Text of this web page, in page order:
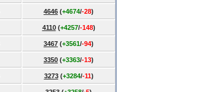
4646 (+4674/-28)
4110(+4257/-148)
3467 (+3561/-94)
3350 (+3363/-13)
3273(+3284/-11)